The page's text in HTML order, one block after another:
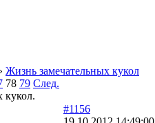
Жизнь замечательных кукол
78 79 След.
#1156